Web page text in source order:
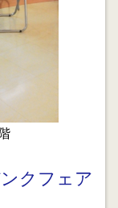
ト)
が閉館となり
につなげてほ
クフェア